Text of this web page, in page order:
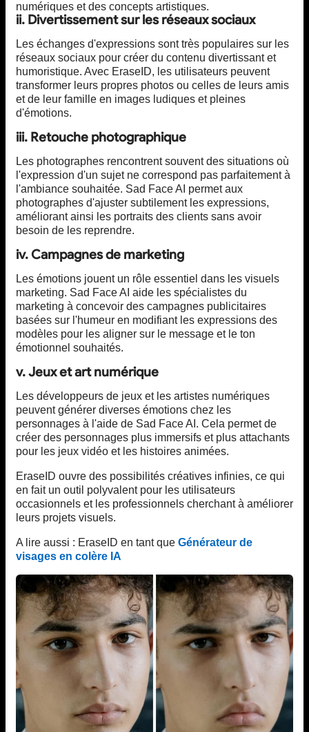
numériques et des concepts artistiques.
ii. Divertissement sur les réseaux sociaux
Les échanges d'expressions sont très populaires sur les
réseaux sociaux pour créer du contenu divertissant et
humoristique. Avec EraseID, les utilisateurs peuvent
transformer leurs propres photos ou celles de leurs amis
et de leur famille en images ludiques et pleines
d'émotions.
iii. Retouche photographique
Les photographes rencontrent souvent des situations où
l'expression d'un sujet ne correspond pas parfaitement à
l'ambiance souhaitée. Sad Face AI permet aux
photographes d'ajuster subtilement les expressions,
améliorant ainsi les portraits des clients sans avoir
besoin de les reprendre.
iv. Campagnes de marketing
Les émotions jouent un rôle essentiel dans les visuels
marketing. Sad Face AI aide les spécialistes du
marketing à concevoir des campagnes publicitaires
basées sur l'humeur en modifiant les expressions des
modèles pour les aligner sur le message et le ton
émotionnel souhaités.
v. Jeux et art numérique
Les développeurs de jeux et les artistes numériques
peuvent générer diverses émotions chez les
personnages à l'aide de Sad Face AI. Cela permet de
créer des personnages plus immersifs et plus attachants
pour les jeux vidéo et les histoires animées.
EraseID ouvre des possibilités créatives infinies, ce qui
en fait un outil polyvalent pour les utilisateurs
occasionnels et les professionnels cherchant à améliorer
leurs projets visuels.
A lire aussi : EraseID en tant que Générateur de
visages en colère IA